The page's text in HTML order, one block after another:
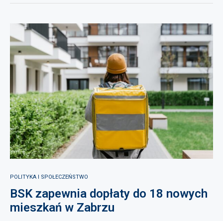
POLITYKA I SPOŁECZEŃSTWO
BSK zapewnia dopłaty do 18 nowych
mieszkań w Zabrzu